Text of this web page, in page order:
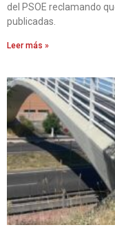
del PSOE reclamando
publicadas.
Leer más »